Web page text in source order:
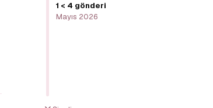
1 < 4 gönderi
Mayıs 2026